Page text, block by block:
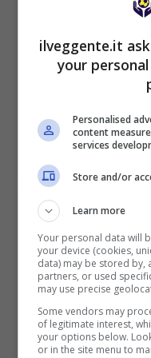
Benvenuto
versamento+
BONUS
Bonus
Inserisci il codice
ricevi il 50%
ilveggente.it
your
Personalised
content
services
Store and/or
Learn more
Your personal data will
your device (cookies,
data) may be stored by,
partners, or used
may use precise
Some vendors may
of legitimate interest,
your options below.
or in the site menu to